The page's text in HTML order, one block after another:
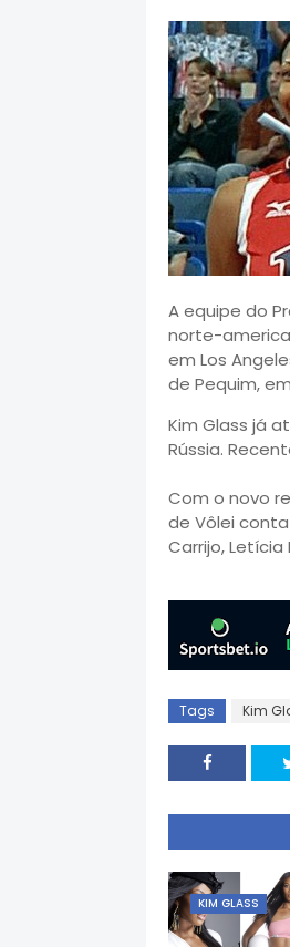
A equipe do
norte-
em Los
de Pequim,
Kim Glass já
Rússia.
Com o novo
de Vôlei
Carrijo, Letícia
Tags Kim
KIM GLASS